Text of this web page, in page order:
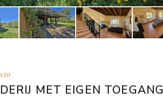
MET EIGEN TOEGANG